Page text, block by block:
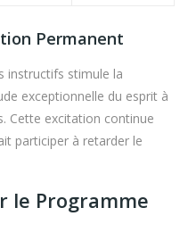
Permanent
instructifs stimule la
exceptionnelle du esprit à
Cette excitation continue
participer à retarder le
le Programme